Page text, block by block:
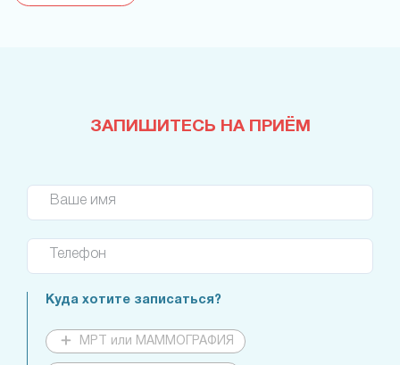
ЗАПИШИТЕСЬ НА ПРИЁМ
Ваше имя
Телефон
Куда хотите записаться?
МРТ или МАММОГРАФИЯ